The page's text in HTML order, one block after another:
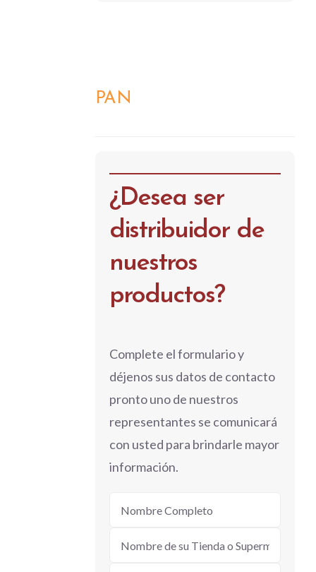
PAN
¿Desea ser
distribuidor de
nuestros
productos?
Complete el formulario y
déjenos sus datos de contacto
pronto uno de nuestros
representantes se comunicará
con usted para brindarle mayor
información.